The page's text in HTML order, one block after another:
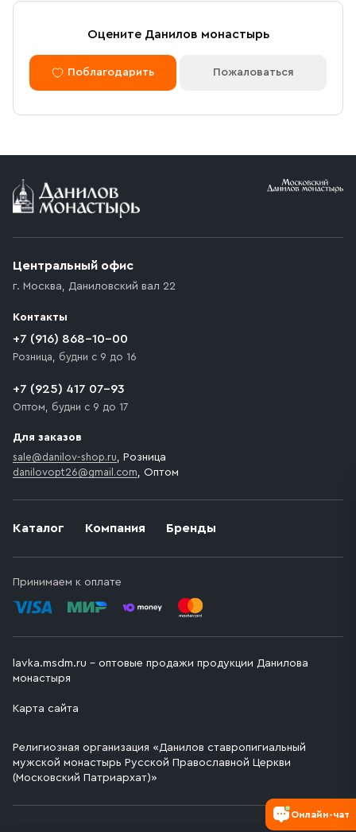
Оцените Данилов монастырь
Поблагодарить Пожаловаться
Каталог Компания Бренды
Принимаем к оплате
Центральный офис
г. Москва, Даниловский вал 22
Контакты
+7 (916) 868-10-00
Розница, будни с 9 до 16
+7 (925) 417 07-93
Оптом, будни с 9 до 17
Для заказов
sale@danilov-shop.ru, Розница
danilovopt26@gmail.com, Оптом
lavka.msdm.ru – оптовые продажи продукции Данилова
монастыря
Карта сайта
Религиозная организация «Данилов ставропигиальный
мужской монастырь Русской Православной Церкви
(Московский Патриархат)»
Онлайн-чат